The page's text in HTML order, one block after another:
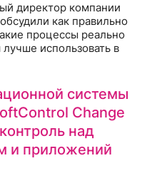
директор компании
как правильно
процессы реально
использовать в
системы
Change
над
и приложений